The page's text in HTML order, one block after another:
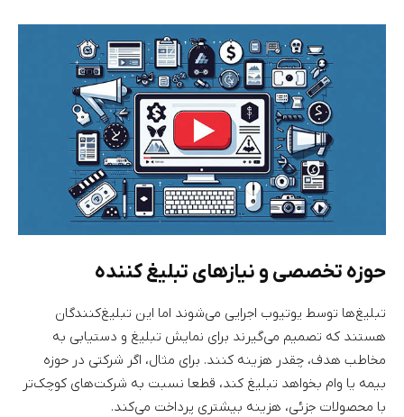
حوزه تخصصی و نیازهای تبلیغ کننده
تبلیغ‌ها توسط یوتیوب اجرایی می‌شوند اما این تبلیغ‌کنندگان
هستند که تصمیم می‌گیرند برای نمایش تبلیغ و دستیابی به
مخاطب هدف، چقدر هزینه کنند. برای مثال، اگر شرکتی در حوزه
بیمه یا وام بخواهد تبلیغ کند، قطعا نسبت به شرکت‌های کوچک‌تر
با محصولات جزئی، هزینه بیشتری پرداخت می‌کند.